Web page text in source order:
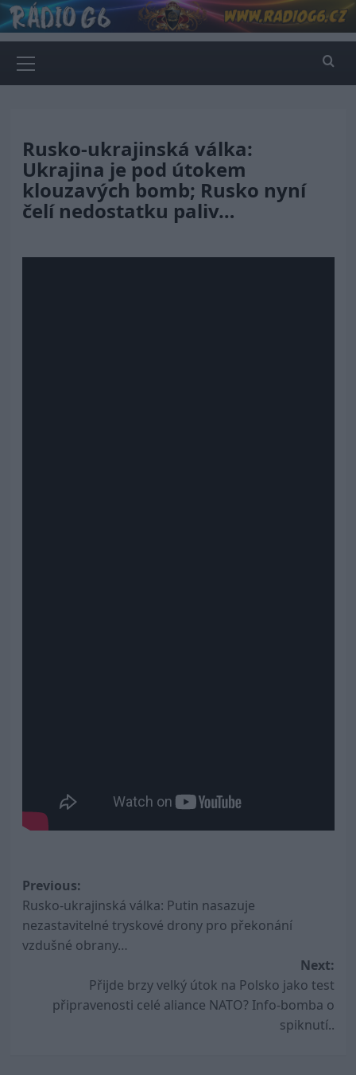
Skip
to
content
Menu
Rusko-ukrajinská válka:
Ukrajina je pod útokem
klouzavých bomb; Rusko nyní
čelí nedostatku paliv…
Post
navigation
Previous:
Rusko-ukrajinská válka: Putin nasazuje
nezastavitelné tryskové drony pro překonání
vzdušné obrany…
Next:
Přijde brzy velký útok na Polsko jako test
připravenosti celé aliance NATO? Info-bomba o
spiknutí..